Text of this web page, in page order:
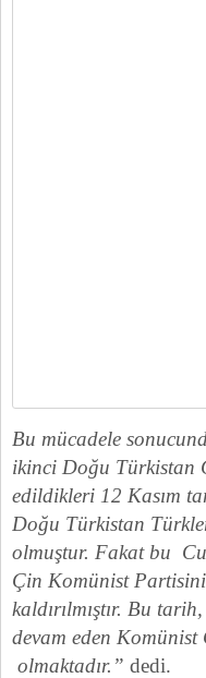
Bu mücadele
ikinci Doğu Türkistan
edildikleri 12 Kasım
Doğu Türkistan
olmuştur. Fakat bu
Çin Komünist
kaldırılmıştır. Bu
devam eden
olmaktadır.” dedi.